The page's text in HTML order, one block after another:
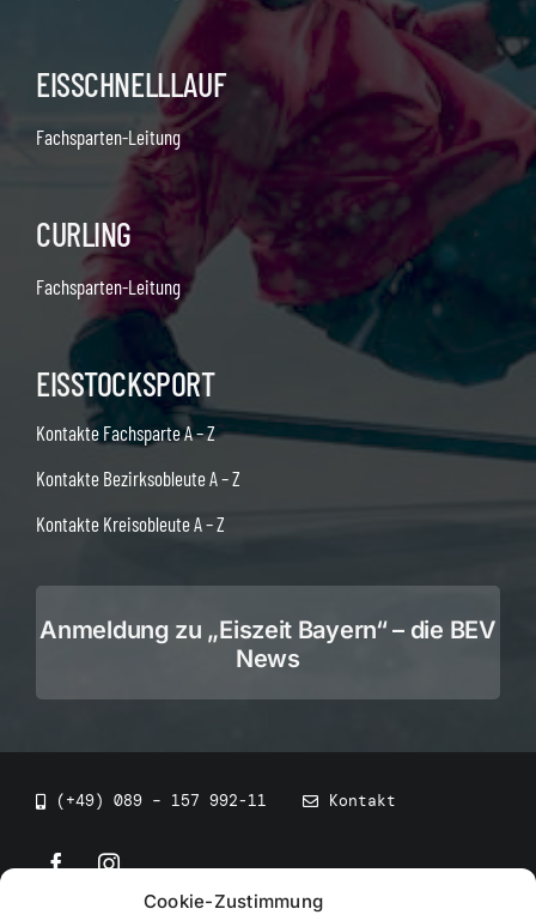
Cookie-Zustimmung
EISSCHNELLLAUF
Fachsparten-Leitung
CURLING
Fachsparten-Leitung
EISSTOCKSPORT
Kontakte Fachsparte A – Z
Kontakte Bezirksobleute A – Z
Kontakte Kreisobleute A – Z
Anmeldung zu „Eiszeit Bayern“ – die BEV
News
(+49) 089 – 157 992-11 Kontakt